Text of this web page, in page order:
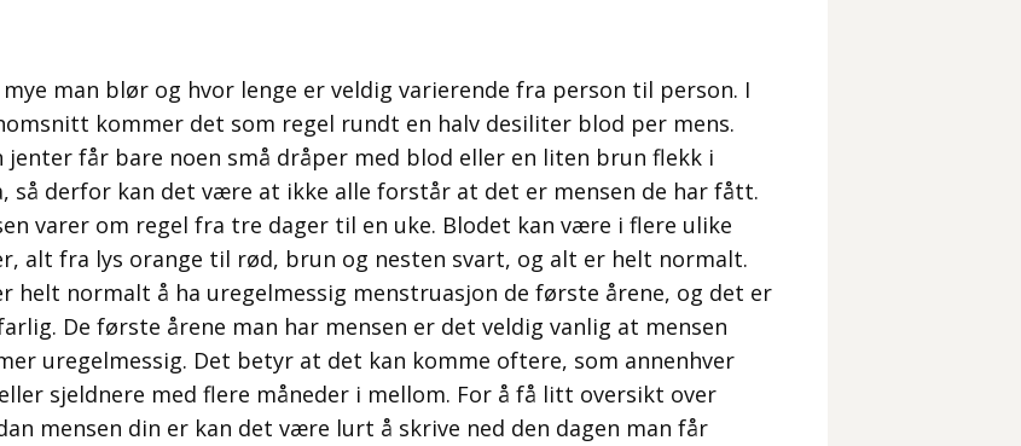
mye man blør og hvor lenge er veldig varierende fra person til person. I
kommer det som regel rundt en halv desiliter blod per mens.
jenter får bare noen små dråper med blod eller en liten brun flekk i
så derfor kan det være at ikke alle forstår at det er mensen de har fått.
varer om regel fra tre dager til en uke. Blodet kan være i flere ulike
alt fra lys orange til rød, brun og nesten svart, og alt er helt normalt.
helt normalt å ha uregelmessig menstruasjon de første årene, og det er
De første årene man har mensen er det veldig vanlig at mensen
uregelmessig. Det betyr at det kan komme oftere, som annenhver
sjeldnere med flere måneder i mellom. For å få litt oversikt over
mensen din er kan det være lurt å skrive ned den dagen man får